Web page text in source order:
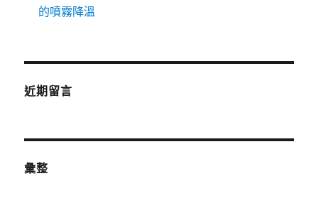
的噴霧降溫
近期留言
彙整